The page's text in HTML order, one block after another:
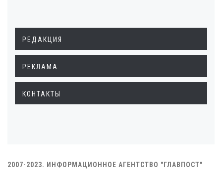
РЕДАКЦИЯ
РЕКЛАМА
КОНТАКТЫ
2007-2023. ИНФОРМАЦИОННОЕ АГЕНТСТВО "ГЛАВПОСТ"